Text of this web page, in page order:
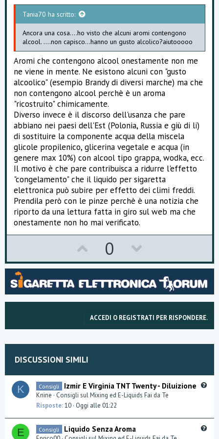
t
e
Tania70 ha scritto:
Ancora una cosa....ho visto che alcuni aromi contengono
alcool. ....non capisco...hanno un gusto alcolico?aiutooooo
Aromi che contengono alcool onestamente non me
ne viene in mente. Ne esistono alcuni con "gusto
alcoolico" (esempio Brandy di diversi marche) ma che
non contengono alcool perchè è un aroma
"ricostruito" chimicamente.
Diverso invece è il discorso dell'usanza che pare
abbiano nei paesi dell'Est (Polonia, Russia e giù di li)
di sostituire la componente acqua della miscela
glicole propilenico, glicerina vegetale e acqua (in
genere max 10%) con alcool tipo grappa, wodka, ecc.
Il motivo è che pare contribuisca a ridurre l'effetto
"congelamento" che il liquido per sigaretta
elettronica può subire per effetto dei climi freddi.
Prendila però con le pinze perchè è una notizia che
riporto da una lettura fatta in giro sul web ma che
onestamente non ho mai verificato.
p
v
o
t
e
0
o
w
n
v
o
t
ACCEDI O REGISTRATI PER RISPONDERE.
DISCUSSIONI SIMILI
K Consigli Izmir E Virginia TNT Twenty - Diluizione
Knine
Consigli sul Mixing ed E-Liquids Fai da Te
Risposte 10 Oggi alle 01:22
E Consigli Liquido Senza Aroma